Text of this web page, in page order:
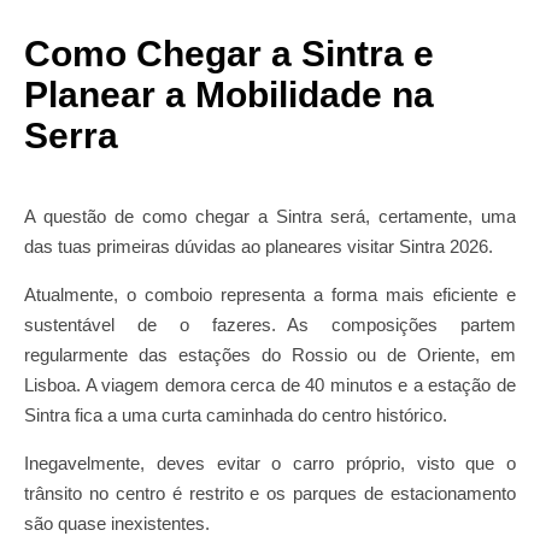
Como Chegar a Sintra e
Planear a Mobilidade na
Serra
A questão de como chegar a Sintra será, certamente, uma
das tuas primeiras dúvidas ao planeares visitar Sintra 2026.
Atualmente, o comboio representa a forma mais eficiente e
sustentável de o fazeres. As composições partem
regularmente das estações do Rossio ou de Oriente, em
Lisboa. A viagem demora cerca de 40 minutos e a estação de
Sintra fica a uma curta caminhada do centro histórico.
Inegavelmente, deves evitar o carro próprio, visto que o
trânsito no centro é restrito e os parques de estacionamento
são quase inexistentes.